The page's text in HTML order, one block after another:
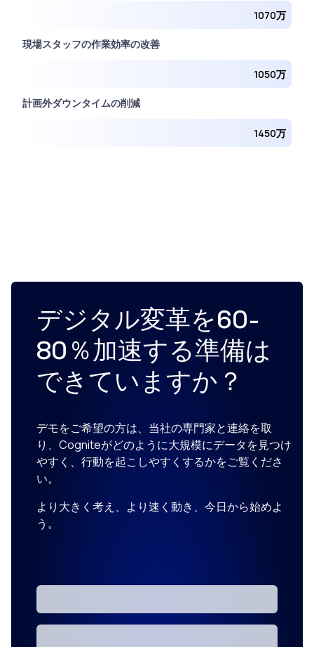
1070万
現場スタッフの作業効率の改善
1050万
計画外ダウンタイムの削減
1450万
デジタル変革を60-
80％加速する準備は
できていますか？
デモをご希望の方は、当社の専門家と連絡を取
り、Cogniteがどのように大規模にデータを見つけ
やすく、行動を起こしやすくするかをご覧くださ
い。
より大きく考え、より速く動き、今日から始めよ
う。